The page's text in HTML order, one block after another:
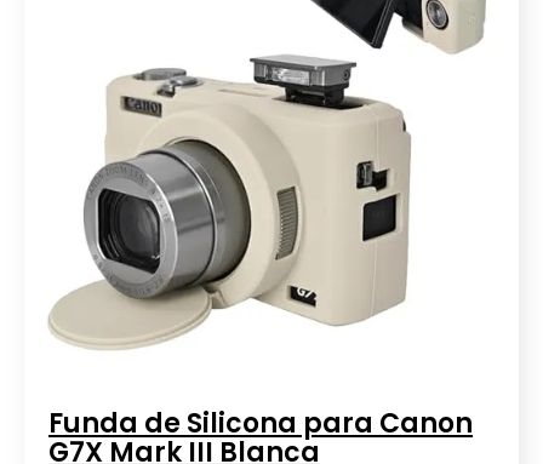
Funda de Silicona para Canon
G7X Mark III Blanca